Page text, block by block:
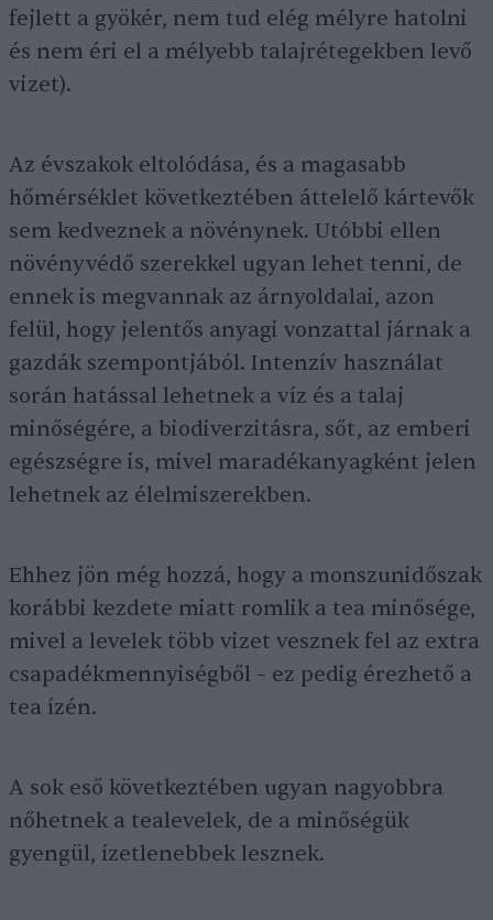
fejlett a gyökér, nem tud elég mélyre hatolni
és nem éri el a mélyebb talajrétegekben levő
vizet).
Az évszakok eltolódása, és a magasabb
hőmérséklet következtében áttelelő kártevők
sem kedveznek a növénynek. Utóbbi ellen
növényvédő szerekkel ugyan lehet tenni, de
ennek is megvannak az árnyoldalai, azon
felül, hogy jelentős anyagi vonzattal járnak a
gazdák szempontjából. Intenzív használat
során hatással lehetnek a víz és a talaj
minőségére, a biodiverzitásra, sőt, az emberi
egészségre is, mivel maradékanyagként jelen
lehetnek az élelmiszerekben.
Ehhez jön még hozzá, hogy a monszunidőszak
korábbi kezdete miatt romlik a tea minősége,
mivel a levelek több vizet vesznek fel az extra
csapadékmennyiségből – ez pedig érezhető a
tea ízén.
A sok eső következtében ugyan nagyobbra
nőhetnek a tealevelek, de a minőségük
gyengül, ízetlenebbek lesznek.